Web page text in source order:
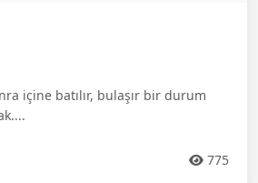
içine batılır, bulaşır bir durum
775